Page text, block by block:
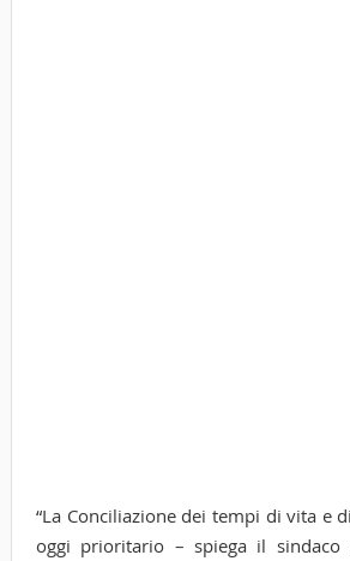
“La Conciliazione dei tempi di vita e
oggi prioritario – spiega il sindaco